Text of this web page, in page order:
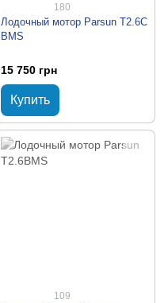
180
Лодочный мотор Parsun T2.6C
BMS
15 750 грн
Купить
109